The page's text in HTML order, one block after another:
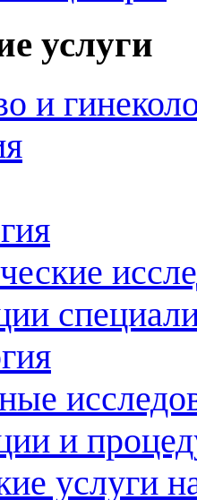
услуги
и
и
услуги